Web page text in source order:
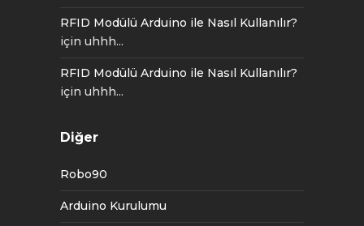
RFID Modülü Arduino ile Nasıl Kullanılır?
için uhhh...
RFID Modülü Arduino ile Nasıl Kullanılır?
için uhhh...
Diğer
Robo90
Arduino Kurulumu